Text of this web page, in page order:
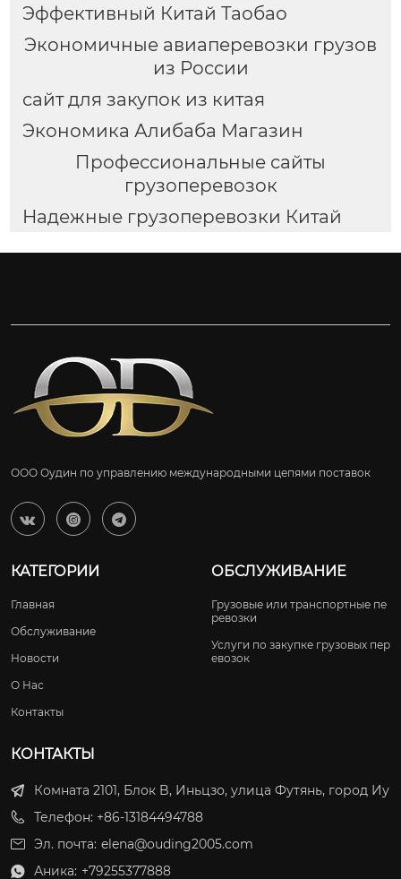
Эффективный Китай Таобао
Экономичные авиаперевозки грузов
из России
сайт для закупок из китая
Экономика Алибаба Магазин
Профессиональные сайты
грузоперевозок
Надежные грузоперевозки Китай
ООО Оудин по управлению международными цепями поставок
  
КАТЕГОРИИ
Главная
Обслуживание
Новости
О Нас
Контакты
ОБСЛУЖИВАНИЕ
Грузовые или транспортные пе
ревозки
Услуги по закупке грузовых пер
евозок
КОНТАКТЫ
Комната 2101, Блок B, Иньцзо, улица Футянь, город Иу
Телефон: +86-13184494788
Эл. почта: elena@ouding2005.com
 Аника: +79255377888